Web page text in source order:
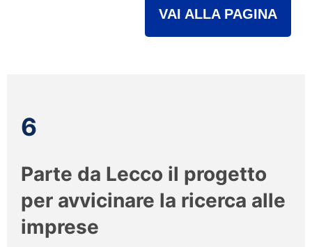
VAI ALLA PAGINA
6
Parte da Lecco il progetto
per avvicinare la ricerca alle
imprese